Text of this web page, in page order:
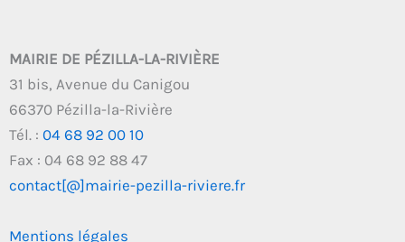
MAIRIE DE PÉZILLA-LA-RIVIÈRE
31 bis, Avenue du Canigou
66370 Pézilla-la-Rivière
Tél. : 04 68 92 00 10
Fax : 04 68 92 88 47
contact[@]mairie-pezilla-riviere.fr
Mentions légales